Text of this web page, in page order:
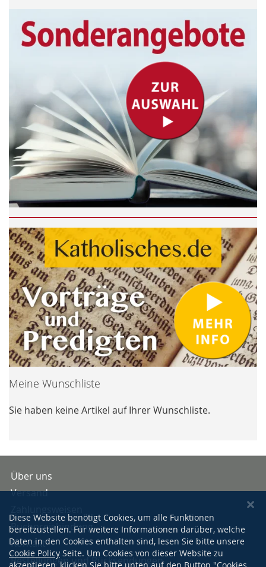
Meine Wunschliste
Sie haben keine Artikel auf Ihrer Wunschliste.
Über uns
Versand
Buchpreisbindung
Kontakt
Bestellungen und Rücksendungen
Diese Website benötigt Cookies, um alle Funktionen
bereitzustellen. Für weitere Informationen darüber, welche
Daten in den Cookies enthalten sind, lesen Sie bitte unsere
Cookie Policy Seite. Um Cookies von dieser Website zu